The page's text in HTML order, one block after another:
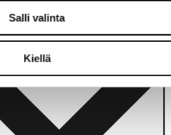
Salli valinta
Kiellä